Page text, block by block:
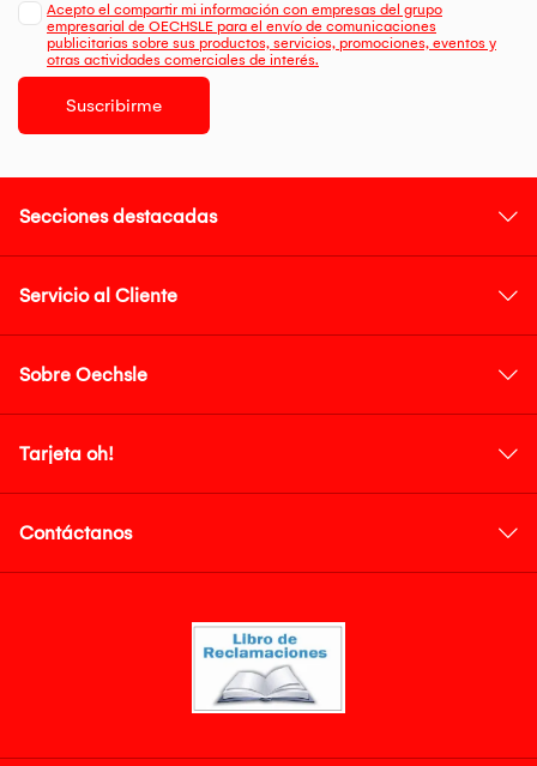
Acepto el compartir mi información con empresas del grupo
empresarial de OECHSLE para el envío de comunicaciones
publicitarias sobre sus productos, servicios, promociones, eventos y
otras actividades comerciales de interés.
Suscribirme
Secciones destacadas
Servicio al Cliente
Sobre Oechsle
Tarjeta oh!
Contáctanos